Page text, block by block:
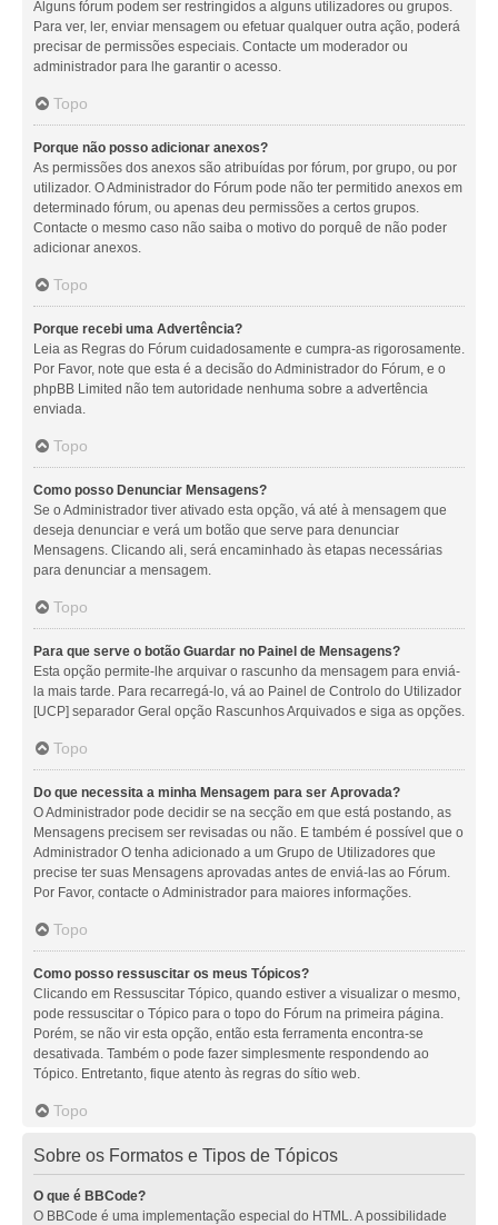
Alguns fórum podem ser restringidos a alguns utilizadores ou grupos.
Para ver, ler, enviar mensagem ou efetuar qualquer outra ação, poderá
precisar de permissões especiais. Contacte um moderador ou
administrador para lhe garantir o acesso.
Topo
Porque não posso adicionar anexos?
As permissões dos anexos são atribuídas por fórum, por grupo, ou por
utilizador. O Administrador do Fórum pode não ter permitido anexos em
determinado fórum, ou apenas deu permissões a certos grupos.
Contacte o mesmo caso não saiba o motivo do porquê de não poder
adicionar anexos.
Topo
Porque recebi uma Advertência?
Leia as Regras do Fórum cuidadosamente e cumpra-as rigorosamente.
Por Favor, note que esta é a decisão do Administrador do Fórum, e o
phpBB Limited não tem autoridade nenhuma sobre a advertência
enviada.
Topo
Como posso Denunciar Mensagens?
Se o Administrador tiver ativado esta opção, vá até à mensagem que
deseja denunciar e verá um botão que serve para denunciar
Mensagens. Clicando ali, será encaminhado às etapas necessárias
para denunciar a mensagem.
Topo
Para que serve o botão Guardar no Painel de Mensagens?
Esta opção permite-lhe arquivar o rascunho da mensagem para enviá-
la mais tarde. Para recarregá-lo, vá ao Painel de Controlo do Utilizador
[UCP] separador Geral opção Rascunhos Arquivados e siga as opções.
Topo
Do que necessita a minha Mensagem para ser Aprovada?
O Administrador pode decidir se na secção em que está postando, as
Mensagens precisem ser revisadas ou não. E também é possível que o
Administrador O tenha adicionado a um Grupo de Utilizadores que
precise ter suas Mensagens aprovadas antes de enviá-las ao Fórum.
Por Favor, contacte o Administrador para maiores informações.
Topo
Como posso ressuscitar os meus Tópicos?
Clicando em Ressuscitar Tópico, quando estiver a visualizar o mesmo,
pode ressuscitar o Tópico para o topo do Fórum na primeira página.
Porém, se não vir esta opção, então esta ferramenta encontra-se
desativada. Também o pode fazer simplesmente respondendo ao
Tópico. Entretanto, fique atento às regras do sítio web.
Topo
Sobre os Formatos e Tipos de Tópicos
O que é BBCode?
O BBCode é uma implementação especial do HTML. A possibilidade